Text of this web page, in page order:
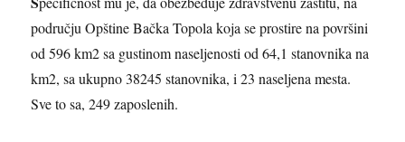
područjuOpštine Bačka Topola koja se prostire na površini
od 596 km2 sa gustinom naseljenosti od 64,1 stanovnika na
km2, sa ukupno 38245 stanovnika, i 23 naseljena mesta.
Sve to sa,249 zaposlenih.